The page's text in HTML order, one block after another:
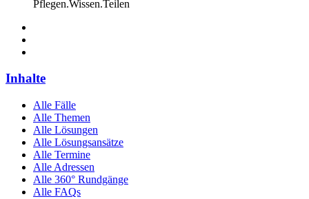
Pflegen.Wissen.Teilen
Inhalte
Alle Fälle
Alle Themen
Alle Lösungen
Alle Lösungsansätze
Alle Termine
Alle Adressen
Alle 360° Rundgänge
Alle FAQs